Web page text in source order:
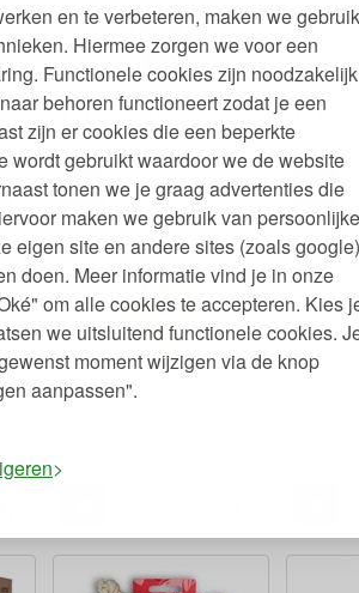
en te verbeteren, maken we gebruik
Hiermee zorgen we voor een
Functionele cookies zijn noodzakelijk
behoren functioneert zodat je een
zijn er cookies die een beperkte
wordt gebruikt waardoor we de website
tonen we je graag advertenties die
maken we gebruik van persoonlijke
eigen site en andere sites (zoals google)
doen. Meer informatie vind je in onze
om alle cookies te accepteren. Kies
we uitsluitend functionele cookies.
moment wijzigen via de knop
aanpassen".
99
4 x RVS Pint Cup Beker 296
of 473 ml - 296 ml
€34,99
4 x RVS
of